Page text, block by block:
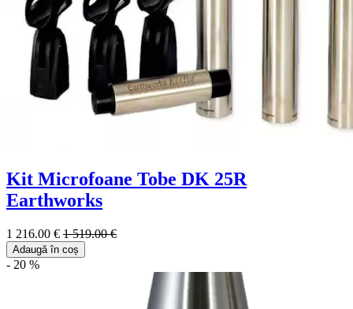
Kit Microfoane Tobe DK 25R
Earthworks
1 216.00 € 1 519.00 €
Adaugă în coș
- 20 %